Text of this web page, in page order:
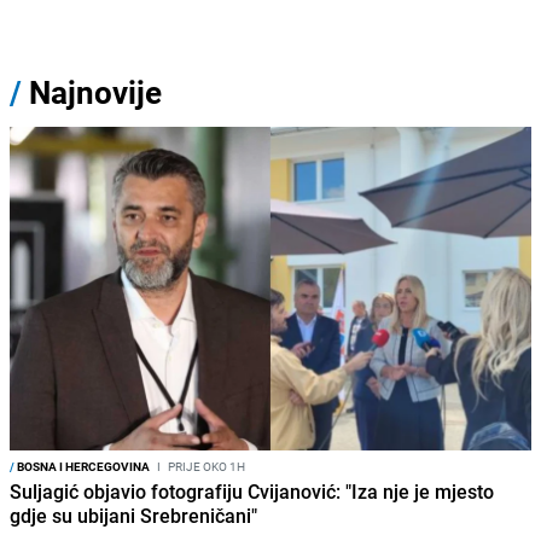
/ Najnovije
/BOSNA I HERCEGOVINA I PRIJE OKO 1H
Suljagić objavio fotografiju Cvijanović: "Iza nje je mjesto
gdje su ubijani Srebreničani"